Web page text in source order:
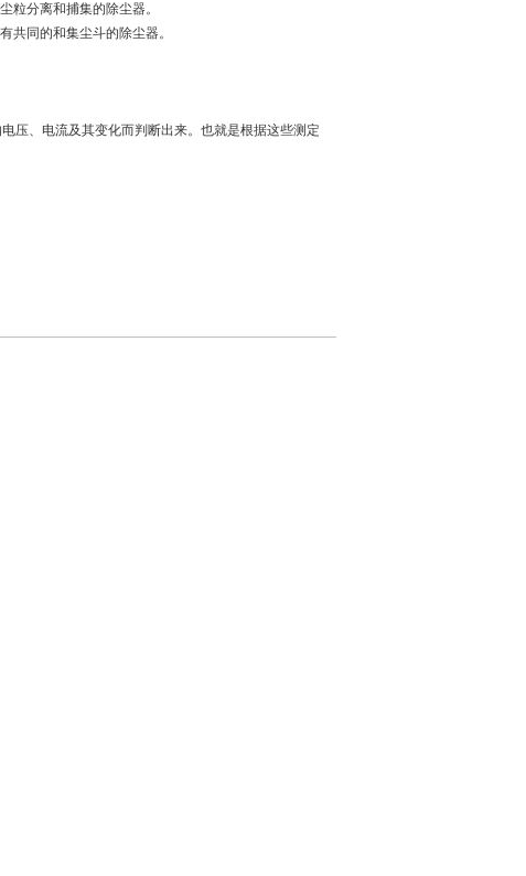
粒分离和捕集的除尘器。
共同的和集尘斗的除尘器。
压、电流及其变化而判断出来。也就是根据这些测定